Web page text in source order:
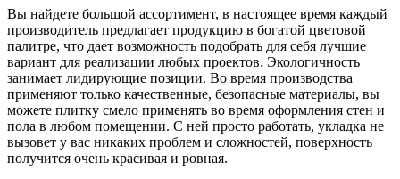
Вы найдете большой ассортимент, в настоящее время каждый
производитель предлагает продукцию в богатой цветовой
палитре, что дает возможность подобрать для себя лучшие
вариант для реализации любых проектов. Экологичность
занимает лидирующие позиции. Во время производства
применяют только качественные, безопасные материалы, вы
можете плитку смело применять во время оформления стен и
пола в любом помещении. С ней просто работать, укладка не
вызовет у вас никаких проблем и сложностей, поверхность
получится очень красивая и ровная.